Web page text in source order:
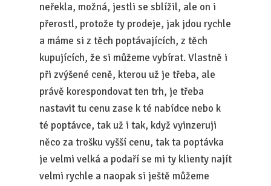
neřekla, možná, jestli se sblížil, ale on i
přerostl, protože ty prodeje, jak jdou rychle
a máme si z těch poptávajících, z těch
kupujících, že si můžeme vybírat. Vlastně i
při zvýšené ceně, kterou už je třeba, ale
právě korespondovat ten trh, je třeba
nastavit tu cenu zase k té nabídce nebo k
té poptávce, tak už i tak, když vyinzeruji
něco za trošku vyšší cenu, tak ta poptávka
je velmi velká a podaří se mi ty klienty najít
velmi rychle a naopak si ještě můžeme